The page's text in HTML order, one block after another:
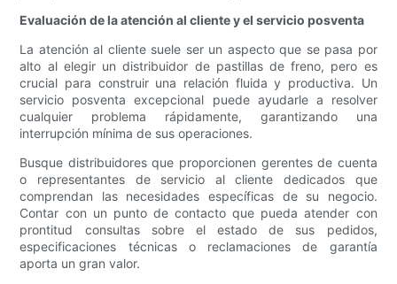
Evaluación de la atención al cliente y el servicio posventa
La atención al cliente suele ser un aspecto que se pasa por
alto al elegir un distribuidor de pastillas de freno, pero es
crucial para construir una relación fluida y productiva. Un
servicio posventa excepcional puede ayudarle a resolver
cualquier problema rápidamente, garantizando una
interrupción mínima de sus operaciones.
Busque distribuidores que proporcionen gerentes de cuenta
o representantes de servicio al cliente dedicados que
comprendan las necesidades específicas de su negocio.
Contar con un punto de contacto que pueda atender con
prontitud consultas sobre el estado de sus pedidos,
especificaciones técnicas o reclamaciones de garantía
aporta un gran valor.